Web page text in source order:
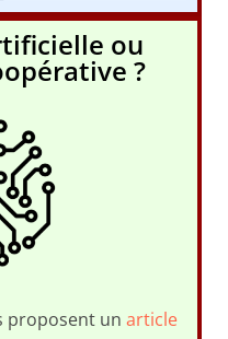
ou
?
proposent un article